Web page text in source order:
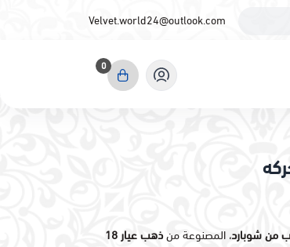
Velvet.world24@outlook.com
0
من شوبارد، المصنوعة منذهب عيار 18